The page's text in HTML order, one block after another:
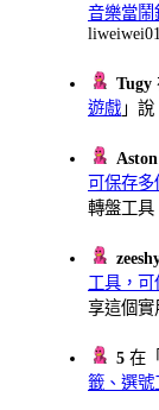
音樂當鬧
Tugy
遊戲 」
Aston
可保存多
轉盤工具
工具，可
享這個實
5 在「
籤、選號